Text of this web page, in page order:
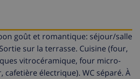
goût et romantique: séjour/salle
sur la terrasse. Cuisine (four,
vitrocéramique, four micro-
cafetière électrique). WC séparé. À